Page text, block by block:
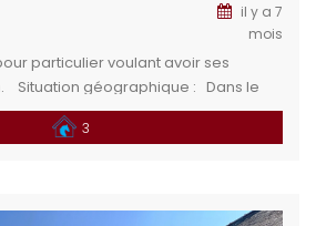
il y a 7
mois
particulier voulant avoir ses
Situation géographique : Dans le
(86), en région Nouvelle-
trouve le charmant village de Saint-
Posay […]
3